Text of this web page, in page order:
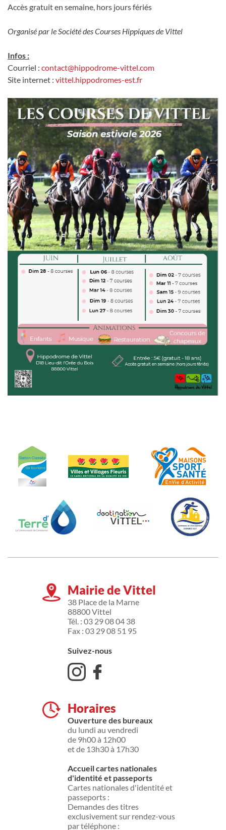
Accès gratuit en semaine, hors jours fériés
Organisé par le Société des Courses Hippiques de Vittel
Infos :
Courriel : contact@hippodrome-vittel.com
Site internet : vittel.hippodromes-est.fr
Mairie de Vittel
38 Place de la Marne
88800 Vittel
Tél. : 03 29 08 04 38
Fax : 03 29 08 51 95
Suivez-nous
Horaires
Ouverture des bureaux
du lundi au vendredi
de 9h00 à 12h00
et de 13h30 à 17h30
Accueil cartes nationales
d'identité et passeports
Cartes nationales d'identité et
passeports :
Demandes des titres
exclusivement sur rendez-vous
par téléphone :